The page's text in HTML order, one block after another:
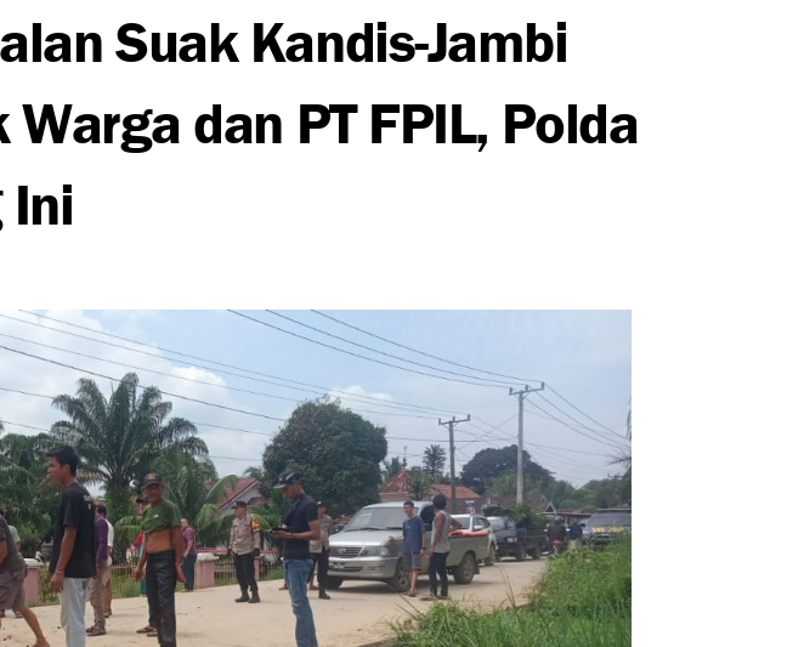
Suak Kandis-Jambi
dan PT FPIL, Polda
Ini